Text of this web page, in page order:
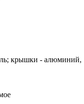
крышки - алюминий,